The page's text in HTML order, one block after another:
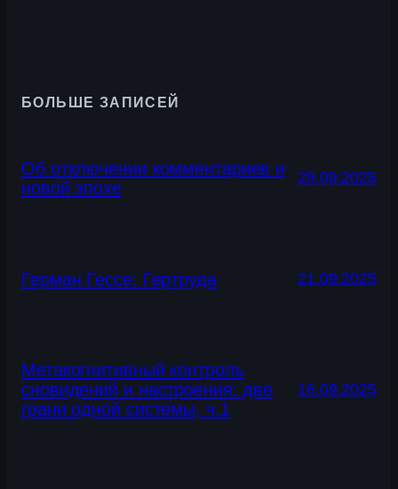
БОЛЬШЕ ЗАПИСЕЙ
Об отключении комментариев и
новой эпохе
29.09.2025
Герман Гессе: Гертруда 21.09.2025
Метакогнитивный контроль
сновидений и настроения: две
грани одной системы, ч.1
16.09.2025